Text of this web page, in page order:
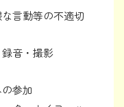
言動等の不適切
音・撮影
参加